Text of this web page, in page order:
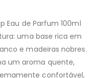
Eau de Parfum 100ml
uma base rica em
e madeiras nobres.
um aroma quente,
confortável,